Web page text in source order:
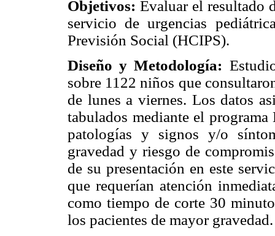
Objetivos: Evaluar el resultado
servicio de urgencias
Previsión Social (HCIPS).
Diseño y Metodología:
sobre 1122 niños que
de lunes a viernes. Los datos
tabulados mediante el
patologías y signos y/o
gravedad y riesgo de
de su presentación en este
que requerían atención
como tiempo de corte 30
los pacientes de mayor gravedad.